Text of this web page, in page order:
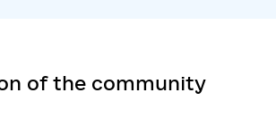
of the community